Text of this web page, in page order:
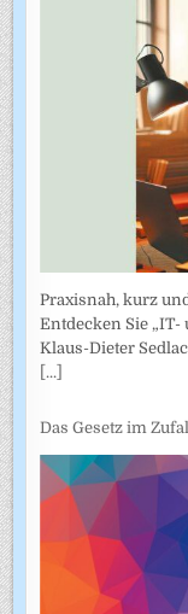
Praxisnah, kurz
Entdecken Sie
Klaus-Dieter
[...]
Das Gesetz im